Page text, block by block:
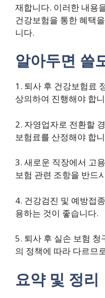
재합니다. 이러한 내용
건강보험을 통한 혜택
니다.
알아두면 쓸
1. 퇴사 후 건강보험료
상의하여 진행해야 합
2. 자영업자로 전환할
보험료를 산정해야 합
3. 새로운 직장에서 고
보험 관련 조항을 반드
4. 건강검진 및 예방접
용하는 것이 좋습니다.
5. 퇴사 후 실손 보험
의 정책에 따라 다르므
요약 및 정리